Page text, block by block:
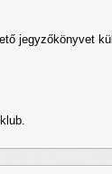
jegyzőkönyvet